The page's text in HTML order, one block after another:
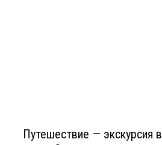
Путешествие — экскурсия в